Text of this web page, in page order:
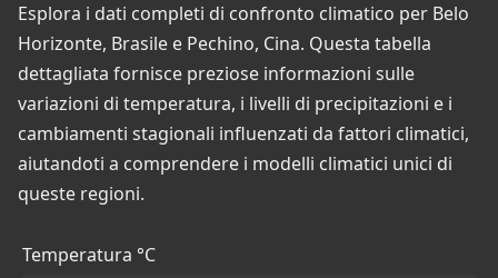
Esplora i dati completi di confronto climatico per Belo
Horizonte, Brasile e Pechino, Cina. Questa tabella
dettagliata fornisce preziose informazioni sulle
variazioni di temperatura, i livelli di precipitazioni e i
cambiamenti stagionali influenzati da fattori climatici,
aiutandoti a comprendere i modelli climatici unici di
queste regioni.
Temperatura °C